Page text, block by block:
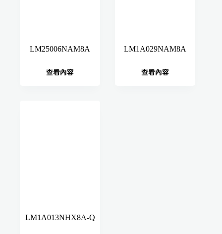
LM25006NAM8A
查看內容
LM1A029NAM8A
查看內容
LM1A013NHX8A-Q